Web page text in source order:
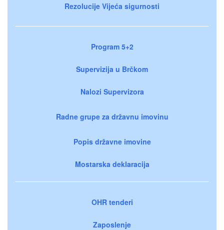
Rezolucije Vijeća sigurnosti
Program 5+2
Supervizija u Brčkom
Nalozi Supervizora
Radne grupe za državnu imovinu
Popis državne imovine
Mostarska deklaracija
OHR tenderi
Zaposlenje